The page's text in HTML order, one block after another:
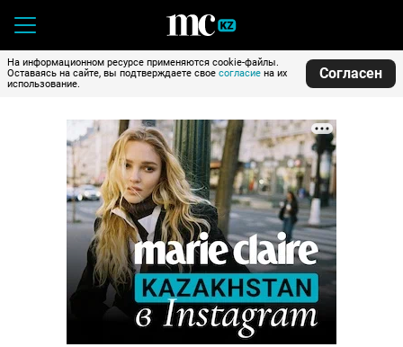
На информационном ресурсе применяются cookie-файлы.
Оставаясь на сайте, вы подтверждаете свое согласие на их
использование.
Согласен